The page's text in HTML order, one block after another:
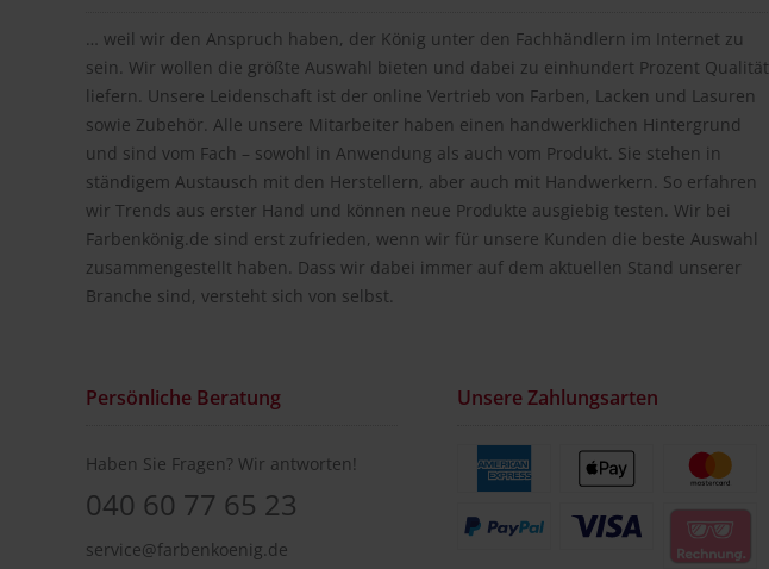
… weil wir den Anspruch haben, der König unter den Fachhändlern im Internet zu
sein. Wir wollen die größte Auswahl bieten und dabei zu einhundert Prozent Qualität
liefern. Unsere Leidenschaft ist der online Vertrieb von Farben, Lacken und Lasuren
sowie Zubehör. Alle unsere Mitarbeiter haben einen handwerklichen Hintergrund
und sind vom Fach – sowohl in Anwendung als auch vom Produkt. Sie stehen in
ständigem Austausch mit den Herstellern, aber auch mit Handwerkern. So erfahren
wir Trends aus erster Hand und können neue Produkte ausgiebig testen. Wir bei
Farbenkönig.de sind erst zufrieden, wenn wir für unsere Kunden die beste Auswahl
zusammengestellt haben. Dass wir dabei immer auf dem aktuellen Stand unserer
Branche sind, versteht sich von selbst.
Persönliche Beratung
Haben Sie Fragen? Wir antworten!
040 60 77 65 23
service@farbenkoenig.de
Unsere Zahlungsarten